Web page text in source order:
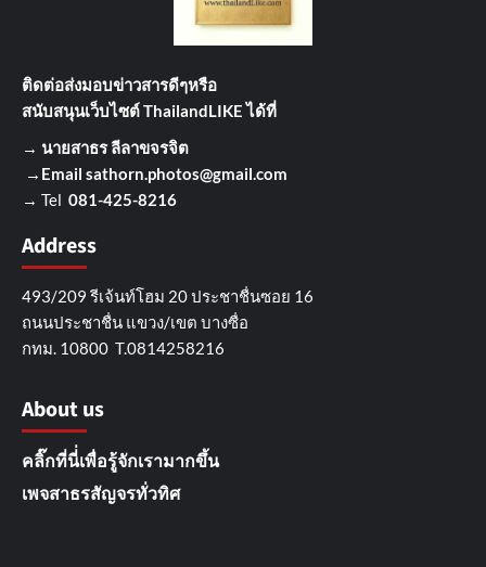
ติดต่อส่งมอบข่าวสารดีๆหรือ
สนับสนุนเว็บไซต์ ThailandLIKE ได้ที่
→ นายสาธร ลีลาขจรจิต
→Email sathorn.photos@gmail.com
→ Tel 081-425-8216
Address
493/209 รีเจ้นท์โฮม 20 ประชาชื่นซอย 16
ถนนประชาชื่น แขวง/เขต บางซื่อ
กทม. 10800 T.0814258216
About us
คลิ๊กที่นี่่เพื่อรู้จักเรามากขึ้น
เพจสาธรสัญจรทั่วทิศ